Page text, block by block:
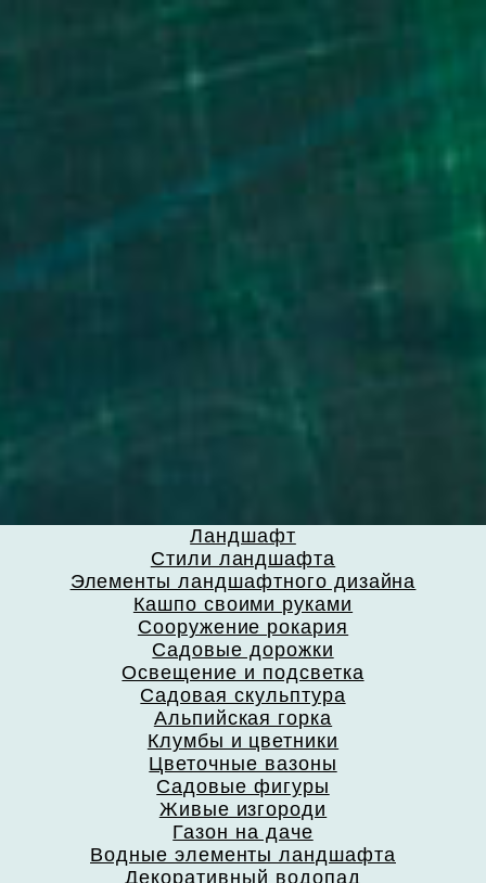
Ландшафт
Стили ландшафта
Элементы ландшафтного дизайна
Кашпо своими руками
Сооружение рокария
Садовые дорожки
Освещение и подсветка
Садовая скульптура
Альпийская горка
Клумбы и цветники
Цветочные вазоны
Садовые фигуры
Живые изгороди
Газон на даче
Водные элементы ландшафта
Декоративный водопад